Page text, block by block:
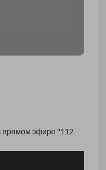
прямом эфире "112